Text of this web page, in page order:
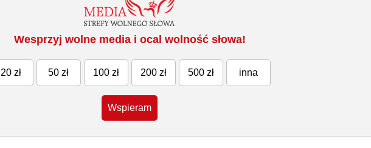
Wesprzyj wolne media i ocal wolność słowa!
20 zł 50 zł 100 zł 200 zł 500 zł inna
Wspieram